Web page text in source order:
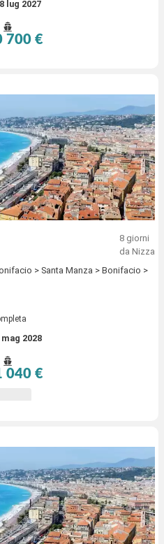
lug 2027
700 €
8 giorni
da Nizza
> Santa Manza > Bonifacio >
mag 2028
040 €